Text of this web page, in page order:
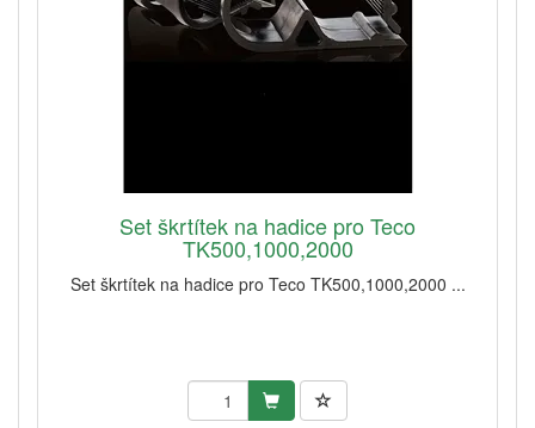
Set škrtítek na hadice pro Teco
TK500,1000,2000
Set škrtítek na hadice pro Teco TK500,1000,2000 ...